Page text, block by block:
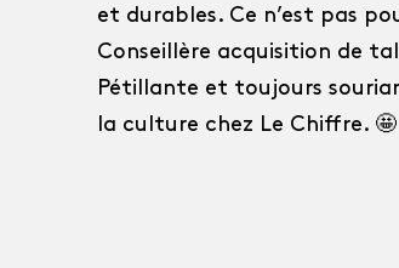
et durables. Ce n’est pas
Conseillère acquisition de
Pétillante et toujours
la culture chez Le Chiffre. 🤩